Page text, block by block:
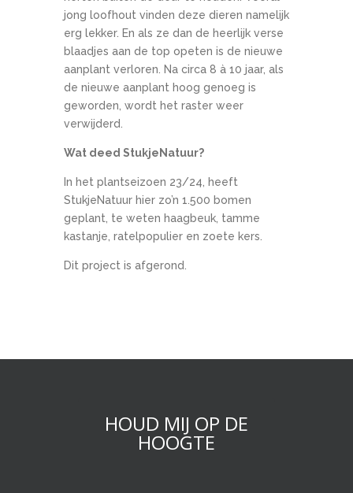
jong loofhout vinden deze dieren namelijk
erg lekker. En als ze dan de heerlijk verse
blaadjes aan de top opeten is de nieuwe
aanplant verloren. Na circa 8 à 10 jaar, als
de nieuwe aanplant hoog genoeg is
geworden, wordt het raster weer
verwijderd.
Wat deed StukjeNatuur?
In het plantseizoen 23/24, heeft
StukjeNatuur hier zo’n 1.500 bomen
geplant, te weten haagbeuk, tamme
kastanje, ratelpopulier en zoete kers.
Dit project is afgerond.
HOUD MIJ OP DE
HOOGTE